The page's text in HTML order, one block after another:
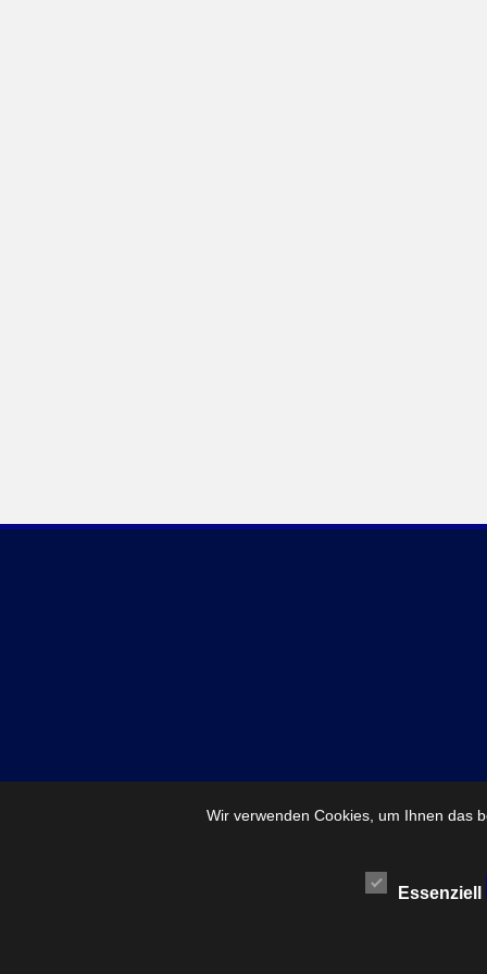
Wir verwenden Cookies, um Ihnen das
Essenziell